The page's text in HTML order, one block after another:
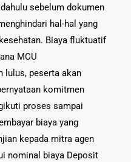
dahulu sebelum dokumen
hal-hal yang
Biaya fluktuatif
MCU
lulus, peserta akan
komitmen
proses sampai
biaya yang
kepada mitra agen
nominal biaya Deposit